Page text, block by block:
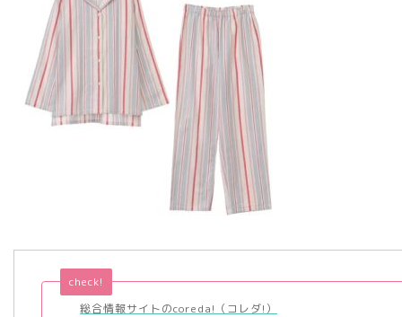
総合情報サイトのcoreda!（コレダ!）
check!